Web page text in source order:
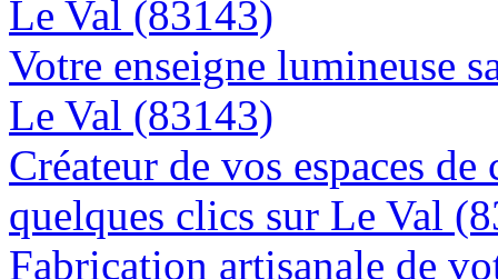
Le Val (83143)
Votre enseigne lumineuse
Le Val (83143)
Créateur de vos espaces
quelques clics sur Le Val
Fabrication artisanale de